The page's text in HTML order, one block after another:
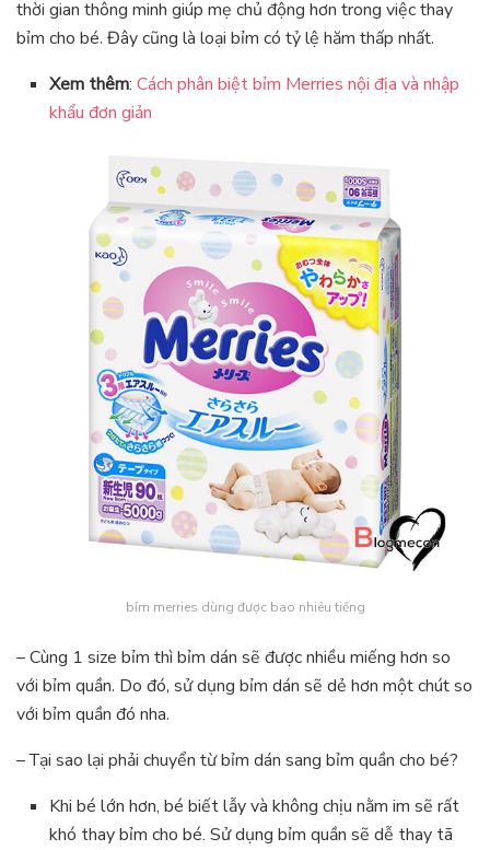
thời gian thông minh giúp mẹ chủ động hơn trong việc thay
bỉm cho bé. Đây cũng là loại bỉm có tỷ lệ hăm thấp nhất.
Xem thêm: Cách phân biệt bỉm Merries nội địa và nhập
khẩu đơn giản
bỉm merries dùng được bao nhiêu tiếng
– Cùng 1 size bỉm thì bỉm dán sẽ được nhiều miếng hơn so
với bỉm quần. Do đó, sử dụng bỉm dán sẽ dẻ hơn một chút so
với bỉm quần đó nha.
– Tại sao lại phải chuyển từ bỉm dán sang bỉm quần cho bé?
Khi bé lớn hơn, bé biết lẫy và không chịu nằm im sẽ rất
khó thay bỉm cho bé. Sử dụng bỉm quần sẽ dễ thay tã